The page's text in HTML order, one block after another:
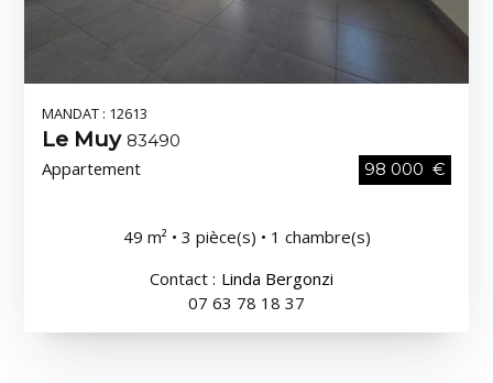
MANDAT : 12613
Le Muy 83490
Appartement 98 000 €
49 m² • 3 pièce(s) • 1 chambre(s)
Contact : Linda Bergonzi
07 63 78 18 37